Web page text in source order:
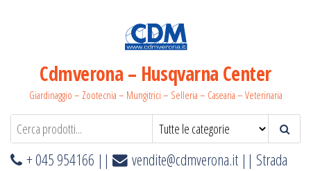
Cdmverona – Husqvarna Center
Giardinaggio – Zootecnia – Mungitrici – Selleria – Casearia – Veterinaria
+ 045 954166 || vendite@cdmverona.it || Strada